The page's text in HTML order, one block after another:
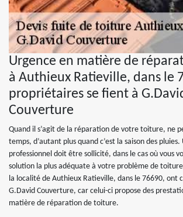
Urgence en matière de
à Authieux Ratieville, dans le
propriétaires se fient à
Couverture
Quand il s’agit de la réparation de votre toiture, ne
temps, d’autant plus quand c’est la saison des
professionnel doit être sollicité, dans le cas où vous
solution la plus adéquate à votre problème de
la localité de Authieux Ratieville, dans le 76690, ont
G.David Couverture, car celui-ci propose des
matière de réparation de toiture.